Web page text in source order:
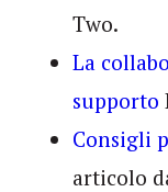
Two.
La
supporto
Consigli
articolo